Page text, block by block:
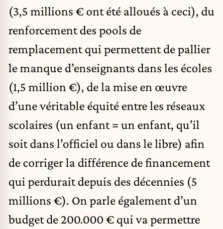
(3,5 millions € ont été alloués à ceci), du
renforcement des pools de
remplacement qui permettent de pallier
le manque d’enseignants dans les écoles
(1,5 million €), de la mise en œuvre
d’une véritable équité entre les réseaux
scolaires (un enfant = un enfant, qu’il
soit dans l’officiel ou dans le libre) afin
de corriger la différence de financement
qui perdurait depuis des décennies (5
millions €). On parle également d’un
budget de 200.000 € qui va permettre